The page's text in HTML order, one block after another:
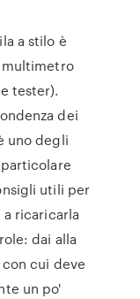
a stilo è
multimetro
tester).
dei
uno degli
utili per
ricaricarla
dai alla
cui deve
un po'